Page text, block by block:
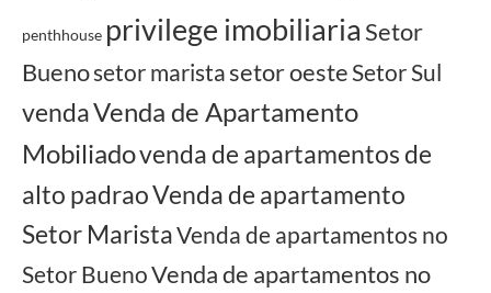
penthhouse privilege imobiliariaSetor
Buenosetor maristasetor oesteSetor Sul
vendaVenda de Apartamento
Mobiliadovenda de apartamentos de
alto padraoVenda de apartamento
Setor MaristaVenda de apartamentos no
Setor BuenoVenda de apartamentos no